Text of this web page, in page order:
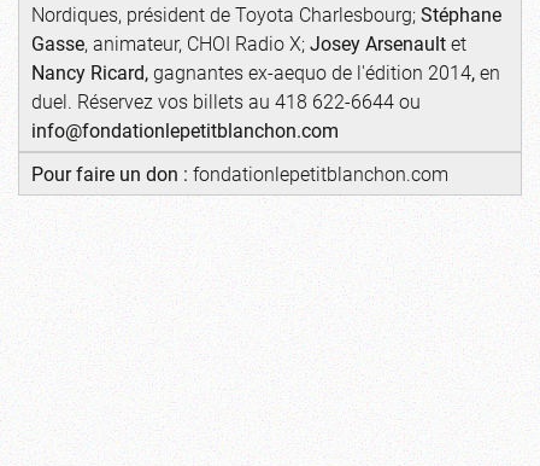
Nordiques, président de Toyota Charlesbourg;Stéphane
Gasse, animateur, CHOI Radio X;Josey Arsenaultet
Nancy Ricard,gagnantes ex-aequo de l'édition 2014,en
duel. Réservez vos billets au 418 622-6644 ou
info@fondationlepetitblanchon.com
Pour faire un don : fondationlepetitblanchon.com